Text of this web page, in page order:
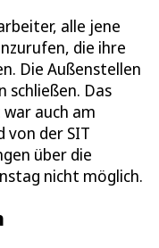
alle jene
die ihre
Die Außenstellen
schließen. Das
auch am
von der SIT
über die
nicht möglich.